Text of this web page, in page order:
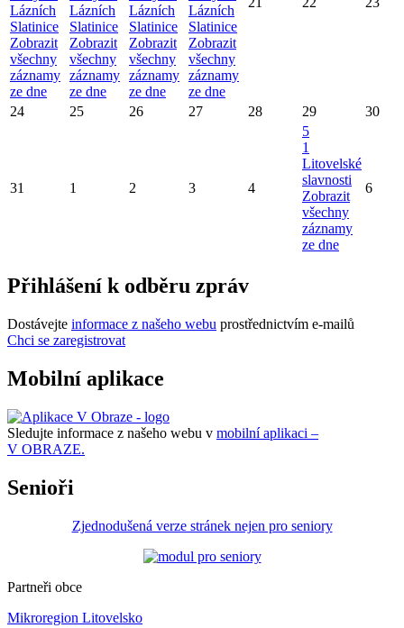
Lázních
Slatinice
Zobrazit
všechny
záznamy
ze dne
Lázních
Slatinice
Zobrazit
všechny
záznamy
ze dne
Lázních
Slatinice
Zobrazit
všechny
záznamy
ze dne
Lázních
Slatinice
Zobrazit
všechny
záznamy
ze dne
24 25 26 27 28 29 30
31 1 2 3 4
5
1
Litovelské
slavnosti
Zobrazit
všechny
záznamy
ze dne
6
Přihlášení k odběru zpráv
Dostávejte informace z našeho webu prostřednictvím e-mailů
Chci se zaregistrovat
Mobilní aplikace
Sledujte informace z našeho webu v mobilní aplikaci –
V OBRAZE.
Senioři
Zjednodušená verze stránek nejen pro seniory
Partneři obce
Mikroregion Litovelsko